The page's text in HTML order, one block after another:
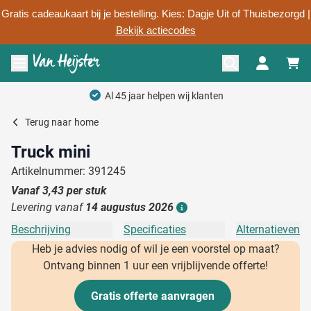
Gratis cadeaukaart bij je bestelling. Kies: Dagje Uit of Thuisbezorgd |
Bekijk actiecodes
Ga naar de inhoud
Menu openen
Al 45 jaar helpen wij klanten
Terug naar home
Truck mini
Artikelnummer: 391245
Vanaf3,43 per stuk
Levering vanaf 14 augustus 2026
Beschrijving Specificaties
Alternatieven
Heb je advies nodig of wil je een voorstel op maat?
Ontvang binnen 1 uur een vrijblijvende offerte!
Gratis offerte aanvragen